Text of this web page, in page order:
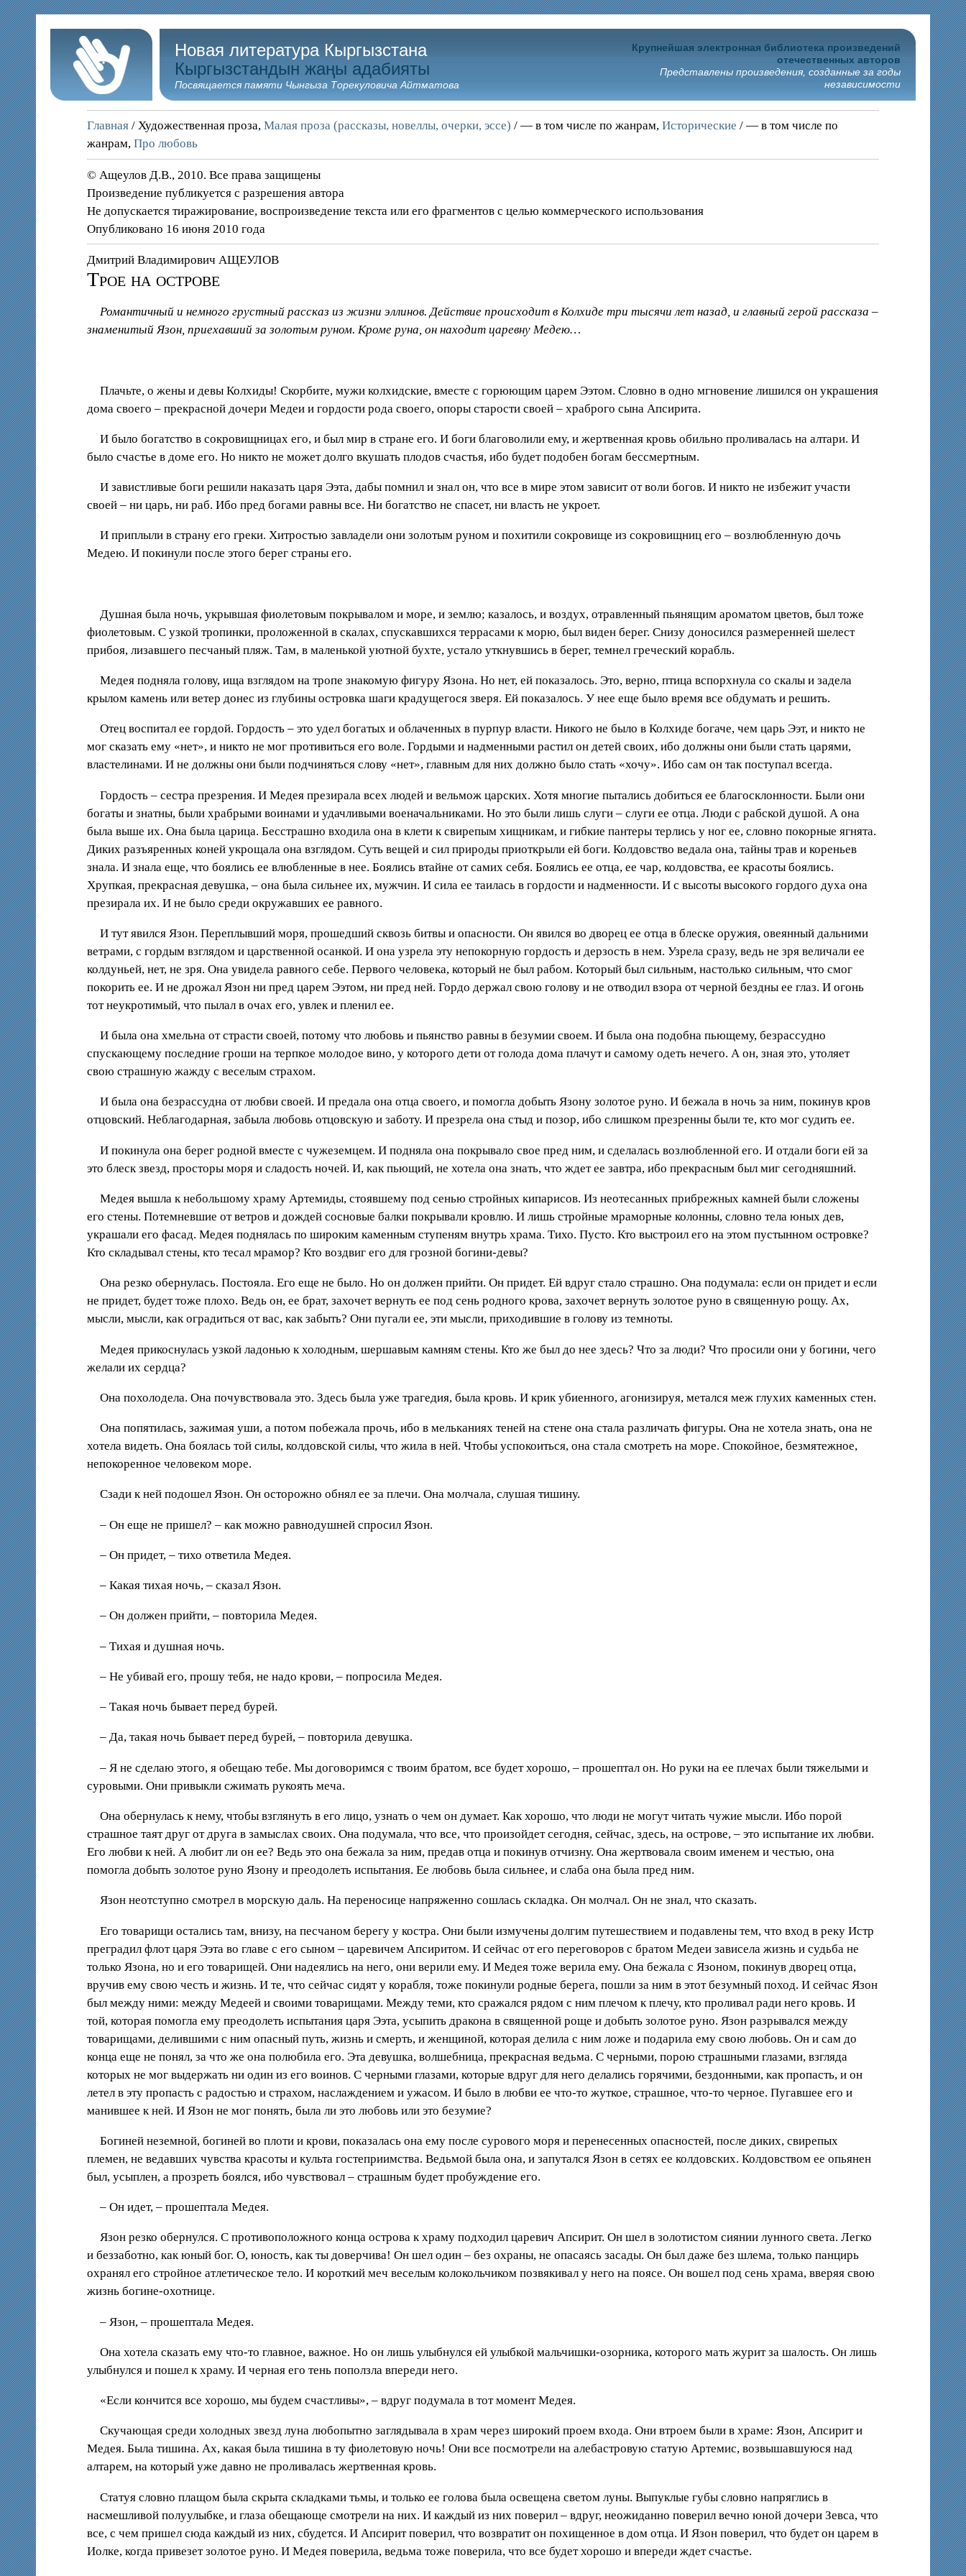
Новая литература Кыргызстана
Кыргызстандын жаңы адабияты
Посвящается памяти Чынгыза Торекуловича Айтматова
Крупнейшая электронная библиотека произведений
отечественных авторов
Представлены произведения, созданные за годы
независимости
Главная / Художественная проза,Малая проза (рассказы, новеллы, очерки, эссе) / — в том числе по жанрам,Исторические / — в том числе по
жанрам,Про любовь
© Ащеулов Д.В., 2010. Все права защищены
Произведение публикуется с разрешения автора
Не допускается тиражирование, воспроизведение текста или его фрагментов с целью коммерческого использования
Опубликовано 16 июня 2010 года
Дмитрий Владимирович АЩЕУЛОВ
Трое на острове
Романтичный и немного грустный рассказ из жизни эллинов. Действие происходит в Колхиде три тысячи лет назад, и главный герой рассказа –
знаменитый Язон, приехавший за золотым руном. Кроме руна, он находит царевну Медею…
Плачьте, о жены и девы Колхиды! Скорбите, мужи колхидские, вместе с горюющим царем Ээтом. Словно в одно мгновение лишился он украшения
дома своего – прекрасной дочери Медеи и гордости рода своего, опоры старости своей – храброго сына Апсирита.
И было богатство в сокровищницах его, и был мир в стране его. И боги благоволили ему, и жертвенная кровь обильно проливалась на алтари. И
было счастье в доме его. Но никто не может долго вкушать плодов счастья, ибо будет подобен богам бессмертным.
И завистливые боги решили наказать царя Ээта, дабы помнил и знал он, что все в мире этом зависит от воли богов. И никто не избежит участи
своей – ни царь, ни раб. Ибо пред богами равны все. Ни богатство не спасет, ни власть не укроет.
И приплыли в страну его греки. Хитростью завладели они золотым руном и похитили сокровище из сокровищниц его – возлюбленную дочь
Медею. И покинули после этого берег страны его.
Душная была ночь, укрывшая фиолетовым покрывалом и море, и землю; казалось, и воздух, отравленный пьянящим ароматом цветов, был тоже
фиолетовым. С узкой тропинки, проложенной в скалах, спускавшихся террасами к морю, был виден берег. Снизу доносился размеренней шелест
прибоя, лизавшего песчаный пляж. Там, в маленькой уютной бухте, устало уткнувшись в берег, темнел греческий корабль.
Медея подняла голову, ища взглядом на тропе знакомую фигуру Язона. Но нет, ей показалось. Это, верно, птица вспорхнула со скалы и задела
крылом камень или ветер донес из глубины островка шаги крадущегося зверя. Ей показалось. У нее еще было время все обдумать и решить.
Отец воспитал ее гордой. Гордость – это удел богатых и облаченных в пурпур власти. Никого не было в Колхиде богаче, чем царь Ээт, и никто не
мог сказать ему «нет», и никто не мог противиться его воле. Гордыми и надменными растил он детей своих, ибо должны они были стать царями,
властелинами. И не должны они были подчиняться слову «нет», главным для них должно было стать «хочу». Ибо сам он так поступал всегда.
Гордость – сестра презрения. И Медея презирала всех людей и вельмож царских. Хотя многие пытались добиться ее благосклонности. Были они
богаты и знатны, были храбрыми воинами и удачливыми военачальниками. Но это были лишь слуги – слуги ее отца. Люди с рабской душой. А она
была выше их. Она была царица. Бесстрашно входила она в клети к свирепым хищникам, и гибкие пантеры терлись у ног ее, словно покорные ягнята.
Диких разъяренных коней укрощала она взглядом. Суть вещей и сил природы приоткрыли ей боги. Колдовство ведала она, тайны трав и кореньев
знала. И знала еще, что боялись ее влюбленные в нее. Боялись втайне от самих себя. Боялись ее отца, ее чар, колдовства, ее красоты боялись.
Хрупкая, прекрасная девушка, – она была сильнее их, мужчин. И сила ее таилась в гордости и надменности. И с высоты высокого гордого духа она
презирала их. И не было среди окружавших ее равного.
И тут явился Язон. Переплывший моря, прошедший сквозь битвы и опасности. Он явился во дворец ее отца в блеске оружия, овеянный дальними
ветрами, с гордым взглядом и царственной осанкой. И она узрела эту непокорную гордость и дерзость в нем. Узрела сразу, ведь не зря величали ее
колдуньей, нет, не зря. Она увидела равного себе. Первого человека, который не был рабом. Который был сильным, настолько сильным, что смог
покорить ее. И не дрожал Язон ни пред царем Ээтом, ни пред ней. Гордо держал свою голову и не отводил взора от черной бездны ее глаз. И огонь
тот неукротимый, что пылал в очах его, увлек и пленил ее.
И была она хмельна от страсти своей, потому что любовь и пьянство равны в безумии своем. И была она подобна пьющему, безрассудно
спускающему последние гроши на терпкое молодое вино, у которого дети от голода дома плачут и самому одеть нечего. А он, зная это, утоляет
свою страшную жажду с веселым страхом.
И была она безрассудна от любви своей. И предала она отца своего, и помогла добыть Язону золотое руно. И бежала в ночь за ним, покинув кров
отцовский. Неблагодарная, забыла любовь отцовскую и заботу. И презрела она стыд и позор, ибо слишком презренны были те, кто мог судить ее.
И покинула она берег родной вместе с чужеземцем. И подняла она покрывало свое пред ним, и сделалась возлюбленной его. И отдали боги ей за
это блеск звезд, просторы моря и сладость ночей. И, как пьющий, не хотела она знать, что ждет ее завтра, ибо прекрасным был миг сегодняшний.
Медея вышла к небольшому храму Артемиды, стоявшему под сенью стройных кипарисов. Из неотесанных прибрежных камней были сложены
его стены. Потемневшие от ветров и дождей сосновые балки покрывали кровлю. И лишь стройные мраморные колонны, словно тела юных дев,
украшали его фасад. Медея поднялась по широким каменным ступеням внутрь храма. Тихо. Пусто. Кто выстроил его на этом пустынном островке?
Кто складывал стены, кто тесал мрамор? Кто воздвиг его для грозной богини-девы?
Она резко обернулась. Постояла. Его еще не было. Но он должен прийти. Он придет. Ей вдруг стало страшно. Она подумала: если он придет и если
не придет, будет тоже плохо. Ведь он, ее брат, захочет вернуть ее под сень родного крова, захочет вернуть золотое руно в священную рощу. Ах,
мысли, мысли, как оградиться от вас, как забыть? Они пугали ее, эти мысли, приходившие в голову из темноты.
Медея прикоснулась узкой ладонью к холодным, шершавым камням стены. Кто же был до нее здесь? Что за люди? Что просили они у богини, чего
желали их сердца?
Она похолодела. Она почувствовала это. Здесь была уже трагедия, была кровь. И крик убиенного, агонизируя, метался меж глухих каменных стен.
Она попятилась, зажимая уши, а потом побежала прочь, ибо в мельканиях теней на стене она стала различать фигуры. Она не хотела знать, она не
хотела видеть. Она боялась той силы, колдовской силы, что жила в ней. Чтобы успокоиться, она стала смотреть на море. Спокойное, безмятежное,
непокоренное человеком море.
Сзади к ней подошел Язон. Он осторожно обнял ее за плечи. Она молчала, слушая тишину.
– Он еще не пришел? – как можно равнодушней спросил Язон.
– Он придет, – тихо ответила Медея.
– Какая тихая ночь, – сказал Язон.
– Он должен прийти, – повторила Медея.
– Тихая и душная ночь.
– Не убивай его, прошу тебя, не надо крови, – попросила Медея.
– Такая ночь бывает перед бурей.
– Да, такая ночь бывает перед бурей, – повторила девушка.
– Я не сделаю этого, я обещаю тебе. Мы договоримся с твоим братом, все будет хорошо, – прошептал он. Но руки на ее плечах были тяжелыми и
суровыми. Они привыкли сжимать рукоять меча.
Она обернулась к нему, чтобы взглянуть в его лицо, узнать о чем он думает. Как хорошо, что люди не могут читать чужие мысли. Ибо порой
страшное таят друг от друга в замыслах своих. Она подумала, что все, что произойдет сегодня, сейчас, здесь, на острове, – это испытание их любви.
Его любви к ней. А любит ли он ее? Ведь это она бежала за ним, предав отца и покинув отчизну. Она жертвовала своим именем и честью, она
помогла добыть золотое руно Язону и преодолеть испытания. Ее любовь была сильнее, и слаба она была пред ним.
Язон неотступно смотрел в морскую даль. На переносице напряженно сошлась складка. Он молчал. Он не знал, что сказать.
Его товарищи остались там, внизу, на песчаном берегу у костра. Они были измучены долгим путешествием и подавлены тем, что вход в реку Истр
преградил флот царя Ээта во главе с его сыном – царевичем Апсиритом. И сейчас от его переговоров с братом Медеи зависела жизнь и судьба не
только Язона, но и его товарищей. Они надеялись на него, они верили ему. И Медея тоже верила ему. Она бежала с Язоном, покинув дворец отца,
вручив ему свою честь и жизнь. И те, что сейчас сидят у корабля, тоже покинули родные берега, пошли за ним в этот безумный поход. И сейчас Язон
был между ними: между Медеей и своими товарищами. Между теми, кто сражался рядом с ним плечом к плечу, кто проливал ради него кровь. И
той, которая помогла ему преодолеть испытания царя Ээта, усыпить дракона в священной роще и добыть золотое руно. Язон разрывался между
товарищами, делившими с ним опасный путь, жизнь и смерть, и женщиной, которая делила с ним ложе и подарила ему свою любовь. Он и сам до
конца еще не понял, за что же она полюбила его. Эта девушка, волшебница, прекрасная ведьма. С черными, порою страшными глазами, взгляда
которых не мог выдержать ни один из его воинов. С черными глазами, которые вдруг для него делались горячими, бездонными, как пропасть, и он
летел в эту пропасть с радостью и страхом, наслаждением и ужасом. И было в любви ее что-то жуткое, страшное, что-то черное. Пугавшее его и
манившее к ней. И Язон не мог понять, была ли это любовь или это безумие?
Богиней неземной, богиней во плоти и крови, показалась она ему после сурового моря и перенесенных опасностей, после диких, свирепых
племен, не ведавших чувства красоты и культа гостеприимства. Ведьмой была она, и запутался Язон в сетях ее колдовских. Колдовством ее опьянен
был, усыплен, а прозреть боялся, ибо чувствовал – страшным будет пробуждение его.
– Он идет, – прошептала Медея.
Язон резко обернулся. С противоположного конца острова к храму подходил царевич Апсирит. Он шел в золотистом сиянии лунного света. Легко
и беззаботно, как юный бог. О, юность, как ты доверчива! Он шел один – без охраны, не опасаясь засады. Он был даже без шлема, только панцирь
охранял его стройное атлетическое тело. И короткий меч веселым колокольчиком позвякивал у него на поясе. Он вошел под сень храма, вверяя свою
жизнь богине-охотнице.
– Язон, – прошептала Медея.
Она хотела сказать ему что-то главное, важное. Но он лишь улыбнулся ей улыбкой мальчишки-озорника, которого мать журит за шалость. Он лишь
улыбнулся и пошел к храму. И черная его тень поползла впереди него.
«Если кончится все хорошо, мы будем счастливы», – вдруг подумала в тот момент Медея.
Скучающая среди холодных звезд луна любопытно заглядывала в храм через широкий проем входа. Они втроем были в храме: Язон, Апсирит и
Медея. Была тишина. Ах, какая была тишина в ту фиолетовую ночь! Они все посмотрели на алебастровую статую Артемис, возвышавшуюся над
алтарем, на который уже давно не проливалась жертвенная кровь.
Статуя словно плащом была скрыта складками тьмы, и только ее голова была освещена светом луны. Выпуклые губы словно напряглись в
насмешливой полуулыбке, и глаза обещающе смотрели на них. И каждый из них поверил – вдруг, неожиданно поверил вечно юной дочери Зевса, что
все, с чем пришел сюда каждый из них, сбудется. И Апсирит поверил, что возвратит он похищенное в дом отца. И Язон поверил, что будет он царем в
Иолке, когда привезет золотое руно. И Медея поверила, ведьма тоже поверила, что все будет хорошо и впереди ждет счастье.